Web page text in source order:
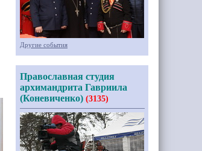
Другие события
Православная студия
архимандрита Гавриила
(Коневиченко) (3135)